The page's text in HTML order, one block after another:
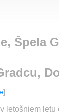
Špela
]
letošnjem